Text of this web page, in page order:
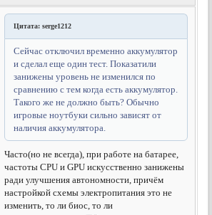
Цитата: serge1212
Сейчас отключил временно аккумулятор
и сделал еще один тест. Показатили
занижены уровень не изменился по
сравнению с тем когда есть аккумулятор.
Такого же не должно быть? Обычно
игровые ноутбуки сильно зависят от
наличия аккумулятора.
Часто(но не всегда), при работе на батарее,
частоты CPU и GPU искусственно занижены
ради улучшения автономности, причём
настройкой схемы электропитания это не
изменить, то ли биос, то ли